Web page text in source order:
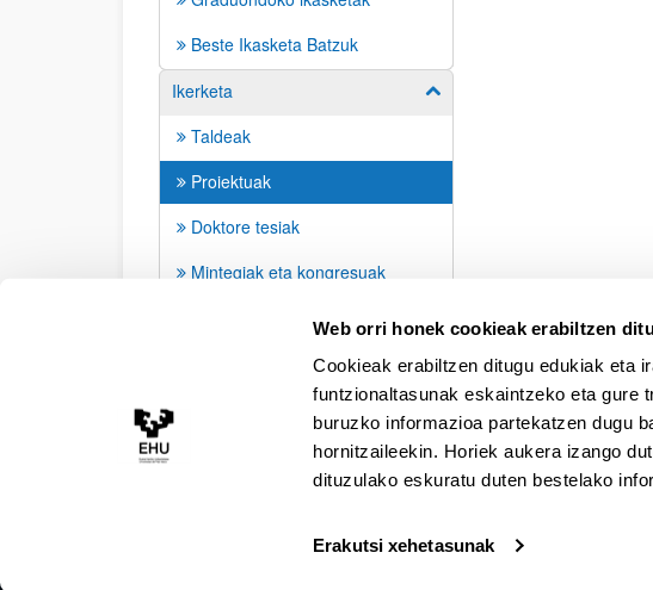
Web orri honek cookieak erabiltzen
Cookieak erabiltzen ditugu edukiak eta
funtzionaltasunak eskaintzeko eta gure
buruzko informazioa partekatzen dugu
hornitzaileekin. Horiek aukera izango
dituzulako eskuratu duten bestelako
Erakutsi xehetasunak
Beste Ikasketa Batzuk
Ikerketa
Erakutsi/izkutatu azpiorriak
Taldeak
Proiektuak
Doktore tesiak
Mintegiak eta kongresuak